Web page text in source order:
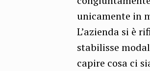
unicamente in
L’azienda si è
stabilisse
capire cosa ci